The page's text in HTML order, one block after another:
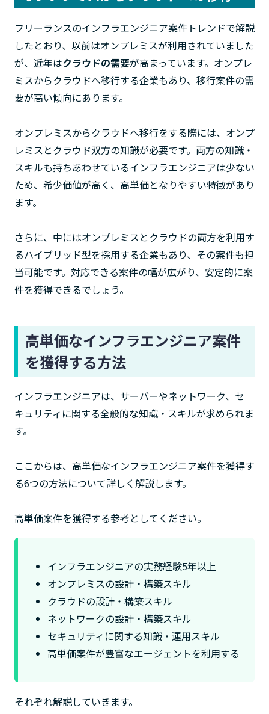
フリーランスのインフラエンジニア案件トレンドで解説
したとおり、以前はオンプレミスが利用されていました
が、近年はクラウドの需要が高まっています。オンプレ
ミスからクラウドへ移行する企業もあり、移行案件の需
要が高い傾向にあります。
オンプレミスからクラウドへ移行をする際には、オンプ
レミスとクラウド双方の知識が必要です。両方の知識・
スキルも持ちあわせているインフラエンジニアは少ない
ため、希少価値が高く、高単価となりやすい特徴があり
ます。
さらに、中にはオンプレミスとクラウドの両方を利用す
るハイブリッド型を採用する企業もあり、その案件も担
当可能です。対応できる案件の幅が広がり、安定的に案
件を獲得できるでしょう。
高単価なインフラエンジニア案件
を獲得する方法
インフラエンジニアは、サーバーやネットワーク、セ
キュリティに関する全般的な知識・スキルが求められま
す。
ここからは、高単価なインフラエンジニア案件を獲得す
る6つの方法について詳しく解説します。
高単価案件を獲得する参考としてください。
インフラエンジニアの実務経験5年以上
オンプレミスの設計・構築スキル
クラウドの設計・構築スキル
ネットワークの設計・構築スキル
セキュリティに関する知識・運用スキル
高単価案件が豊富なエージェントを利用する
それぞれ解説していきます。